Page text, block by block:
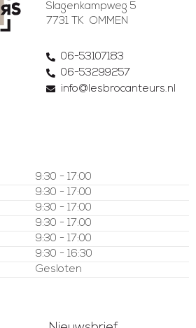
Slagenkampweg 5
7731 TK OMMEN
06-53107183
06-53299257
info@lesbrocanteurs.nl
9:30 - 17:00
9:30 - 17:00
9:30 - 17:00
9:30 - 17:00
9:30 - 17:00
9:30 - 16:30
Gesloten